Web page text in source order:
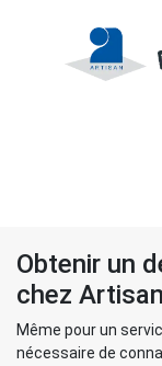
Obtenir un
chez
Même pour un
nécessaire de